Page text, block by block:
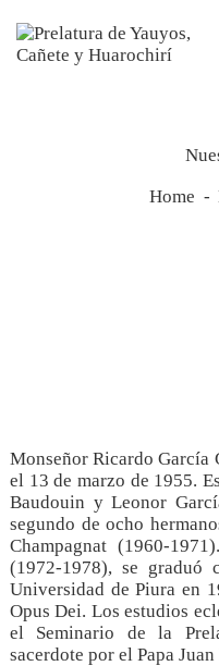
Home
Monseñor Ricardo García
el 13 de marzo de 1955.
Baudouin y Leonor
segundo de ocho
Champagnat (1960-
(1972-1978), se graduó
Universidad de Piura en
Opus Dei. Los estudios
el Seminario de la
sacerdote por el Papa